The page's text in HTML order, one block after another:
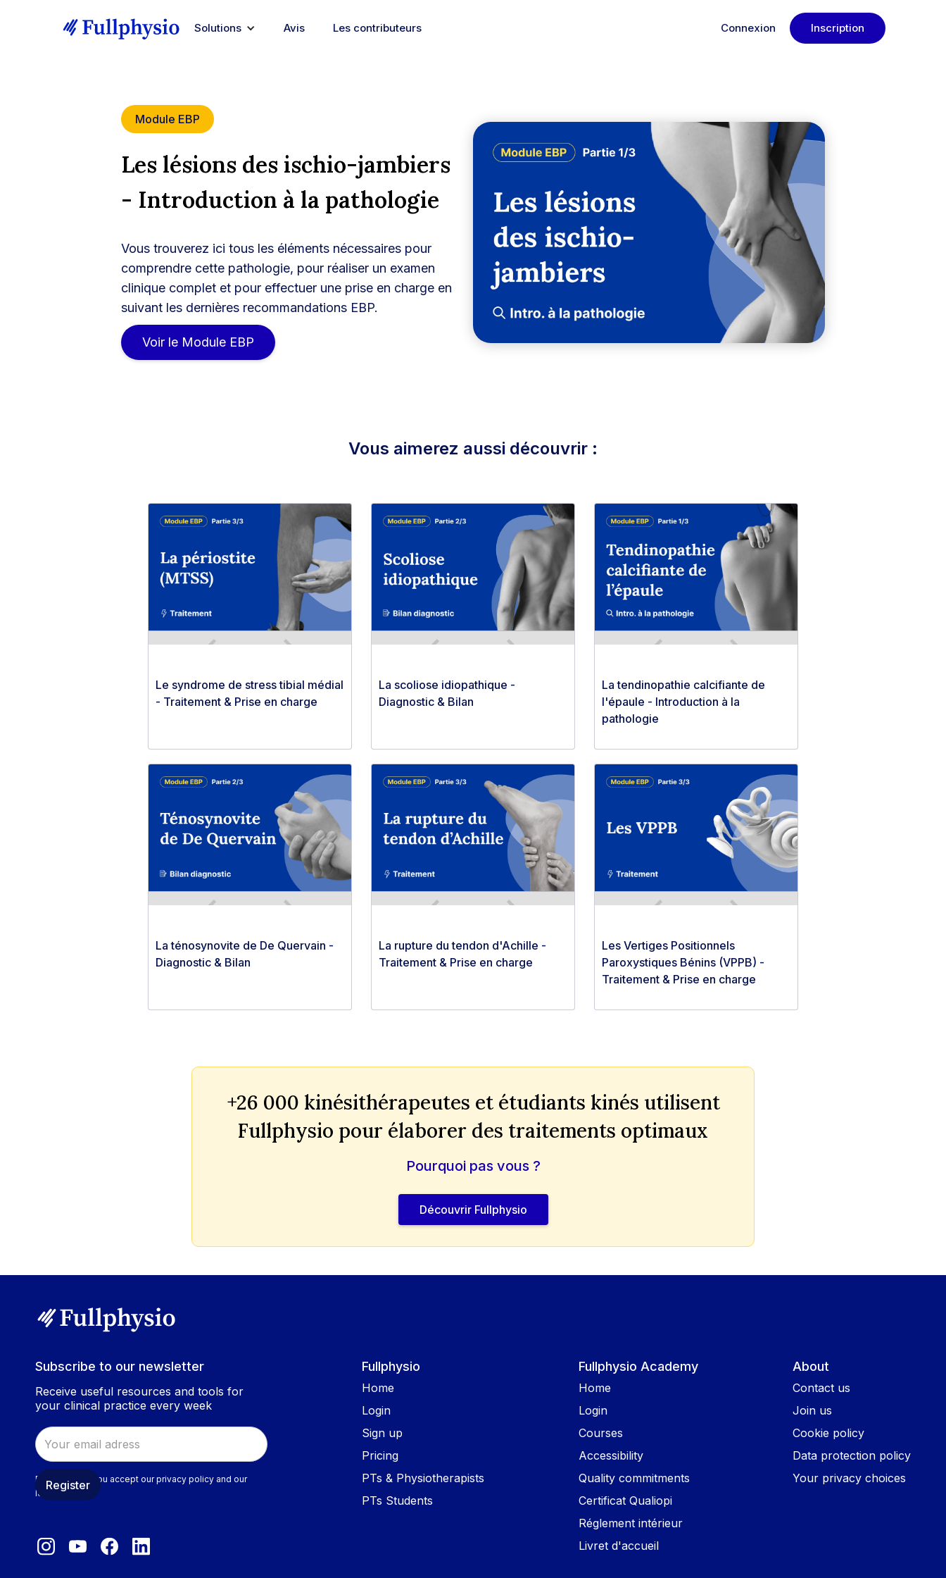
Solutions Avis Les contributeurs Connexion Inscription
Module EBP
Les lésions des ischio-jambiers
- Introduction à la pathologie
Vous trouverez ici tous les éléments nécessaires pour
comprendre cette pathologie, pour réaliser un examen
clinique complet et pour effectuer une prise en charge en
suivant les dernières recommandations EBP.
Voir le Module EBP
Vous aimerez aussi découvrir :
Le syndrome de stress tibial médial
- Traitement & Prise en charge
La scoliose idiopathique -
Diagnostic & Bilan
La tendinopathie calcifiante de
l'épaule - Introduction à la
pathologie
La ténosynovite de De Quervain -
Diagnostic & Bilan
La rupture du tendon d'Achille -
Traitement & Prise en charge
Les Vertiges Positionnels
Paroxystiques Bénins (VPPB) -
Traitement & Prise en charge
+26 000 kinésithérapeutes et étudiants kinés utilisent
Fullphysio pour élaborer des traitements optimaux
Pourquoi pas vous ?
Découvrir Fullphysio
Subscribe to our newsletter
Receive useful resources and tools for
your clinical practice every week
By validating, you accept our privacy policy and our
legal notice.
Fullphysio
Home
Login
Sign up
Pricing
PTs & Physiotherapists
PTs Students
Fullphysio Academy
Home
Login
Courses
Accessibility
Quality commitments
Certificat Qualiopi
Réglement intérieur
Livret d'accueil
About
Contact us
Join us
Cookie policy
Data protection policy
Your privacy choices